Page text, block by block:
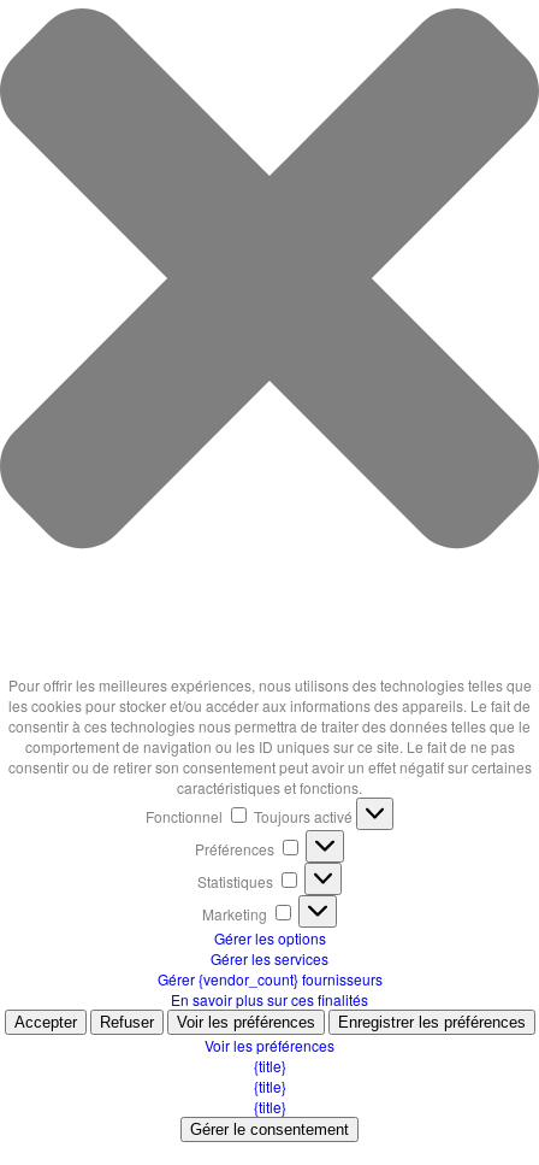
Pour offrir les meilleures expériences, nous utilisons des technologies telles que
les cookies pour stocker et/ou accéder aux informations des appareils. Le fait de
consentir à ces technologies nous permettra de traiter des données telles que le
comportement de navigation ou les ID uniques sur ce site. Le fait de ne pas
consentir ou de retirer son consentement peut avoir un effet négatif sur certaines
caractéristiques et fonctions.
Fonctionnel
Toujours activé
Préférences
Préférences
Statistiques Statistiques
Marketing
Marketing
Gérer les options
Gérer les services
Gérer {vendor_count} fournisseurs
En savoir plus sur ces finalités
Accepter Refuser Voir les préférences Enregistrer les préférences
Voir les préférences
{title}
{title}
{title}
Gérer le consentement